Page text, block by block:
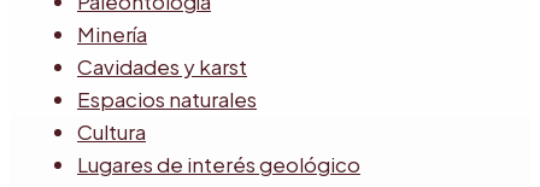
Minería
Cavidades y karst
Espacios naturales
Cultura
Lugares de interés geológico